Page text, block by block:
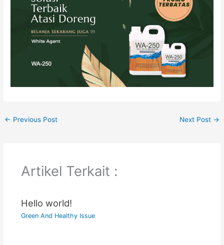
← Previous Post Next Post →
Artikel Terkait :
Hello world!
Green And Healthy Issue